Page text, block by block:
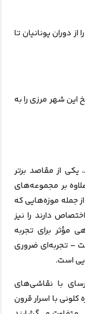
دوران یونانیان تا
این شهر مرزی را به
از مقاصد برتر
بر مجموعه‌های
جمله موزه‌هایی که
دارند را نیز
مؤثر برای تجربه
– تجربه‌ای ضروری
است.
با نقاشی‌های
کلونی با اسرار قرون